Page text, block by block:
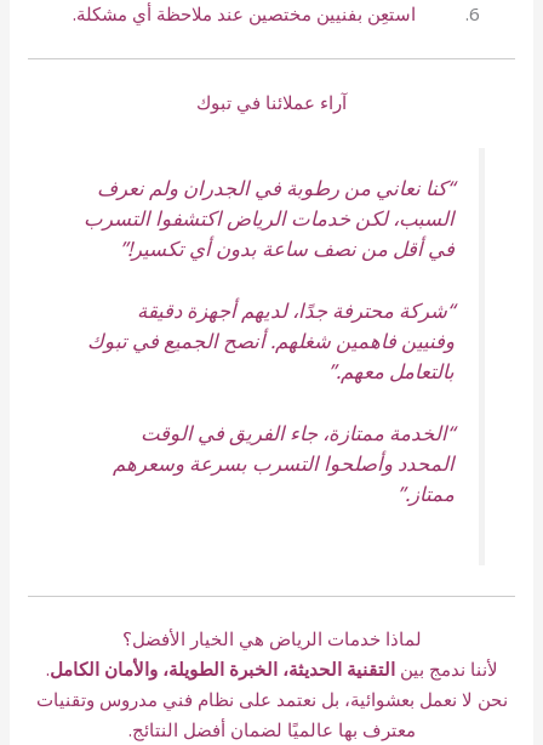
استعِن بفنيين مختصين عند ملاحظة أي مشكلة.
آراء عملائنا في تبوك
“كنا نعاني من رطوبة في الجدران ولم نعرف
السبب، لكن خدمات الرياض اكتشفوا التسرب
في أقل من نصف ساعة بدون أي تكسير!”
“شركة محترفة جدًا، لديهم أجهزة دقيقة
وفنيين فاهمين شغلهم. أنصح الجميع في تبوك
بالتعامل معهم.”
“الخدمة ممتازة، جاء الفريق في الوقت
المحدد وأصلحوا التسرب بسرعة وسعرهم
ممتاز.”
لماذا خدمات الرياض هي الخيار الأفضل؟
لأننا ندمج بينالتقنية الحديثة، الخبرة الطويلة، والأمان الكامل.
نحن لا نعمل بعشوائية، بل نعتمد على نظام فني مدروس وتقنيات
معترف بها عالميًا لضمان أفضل النتائج.